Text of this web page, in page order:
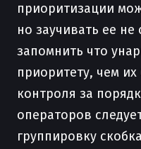
приоритизации
но заучивать ее не
запомнить что
приоритету, чем
контроля за
операторов
группировку